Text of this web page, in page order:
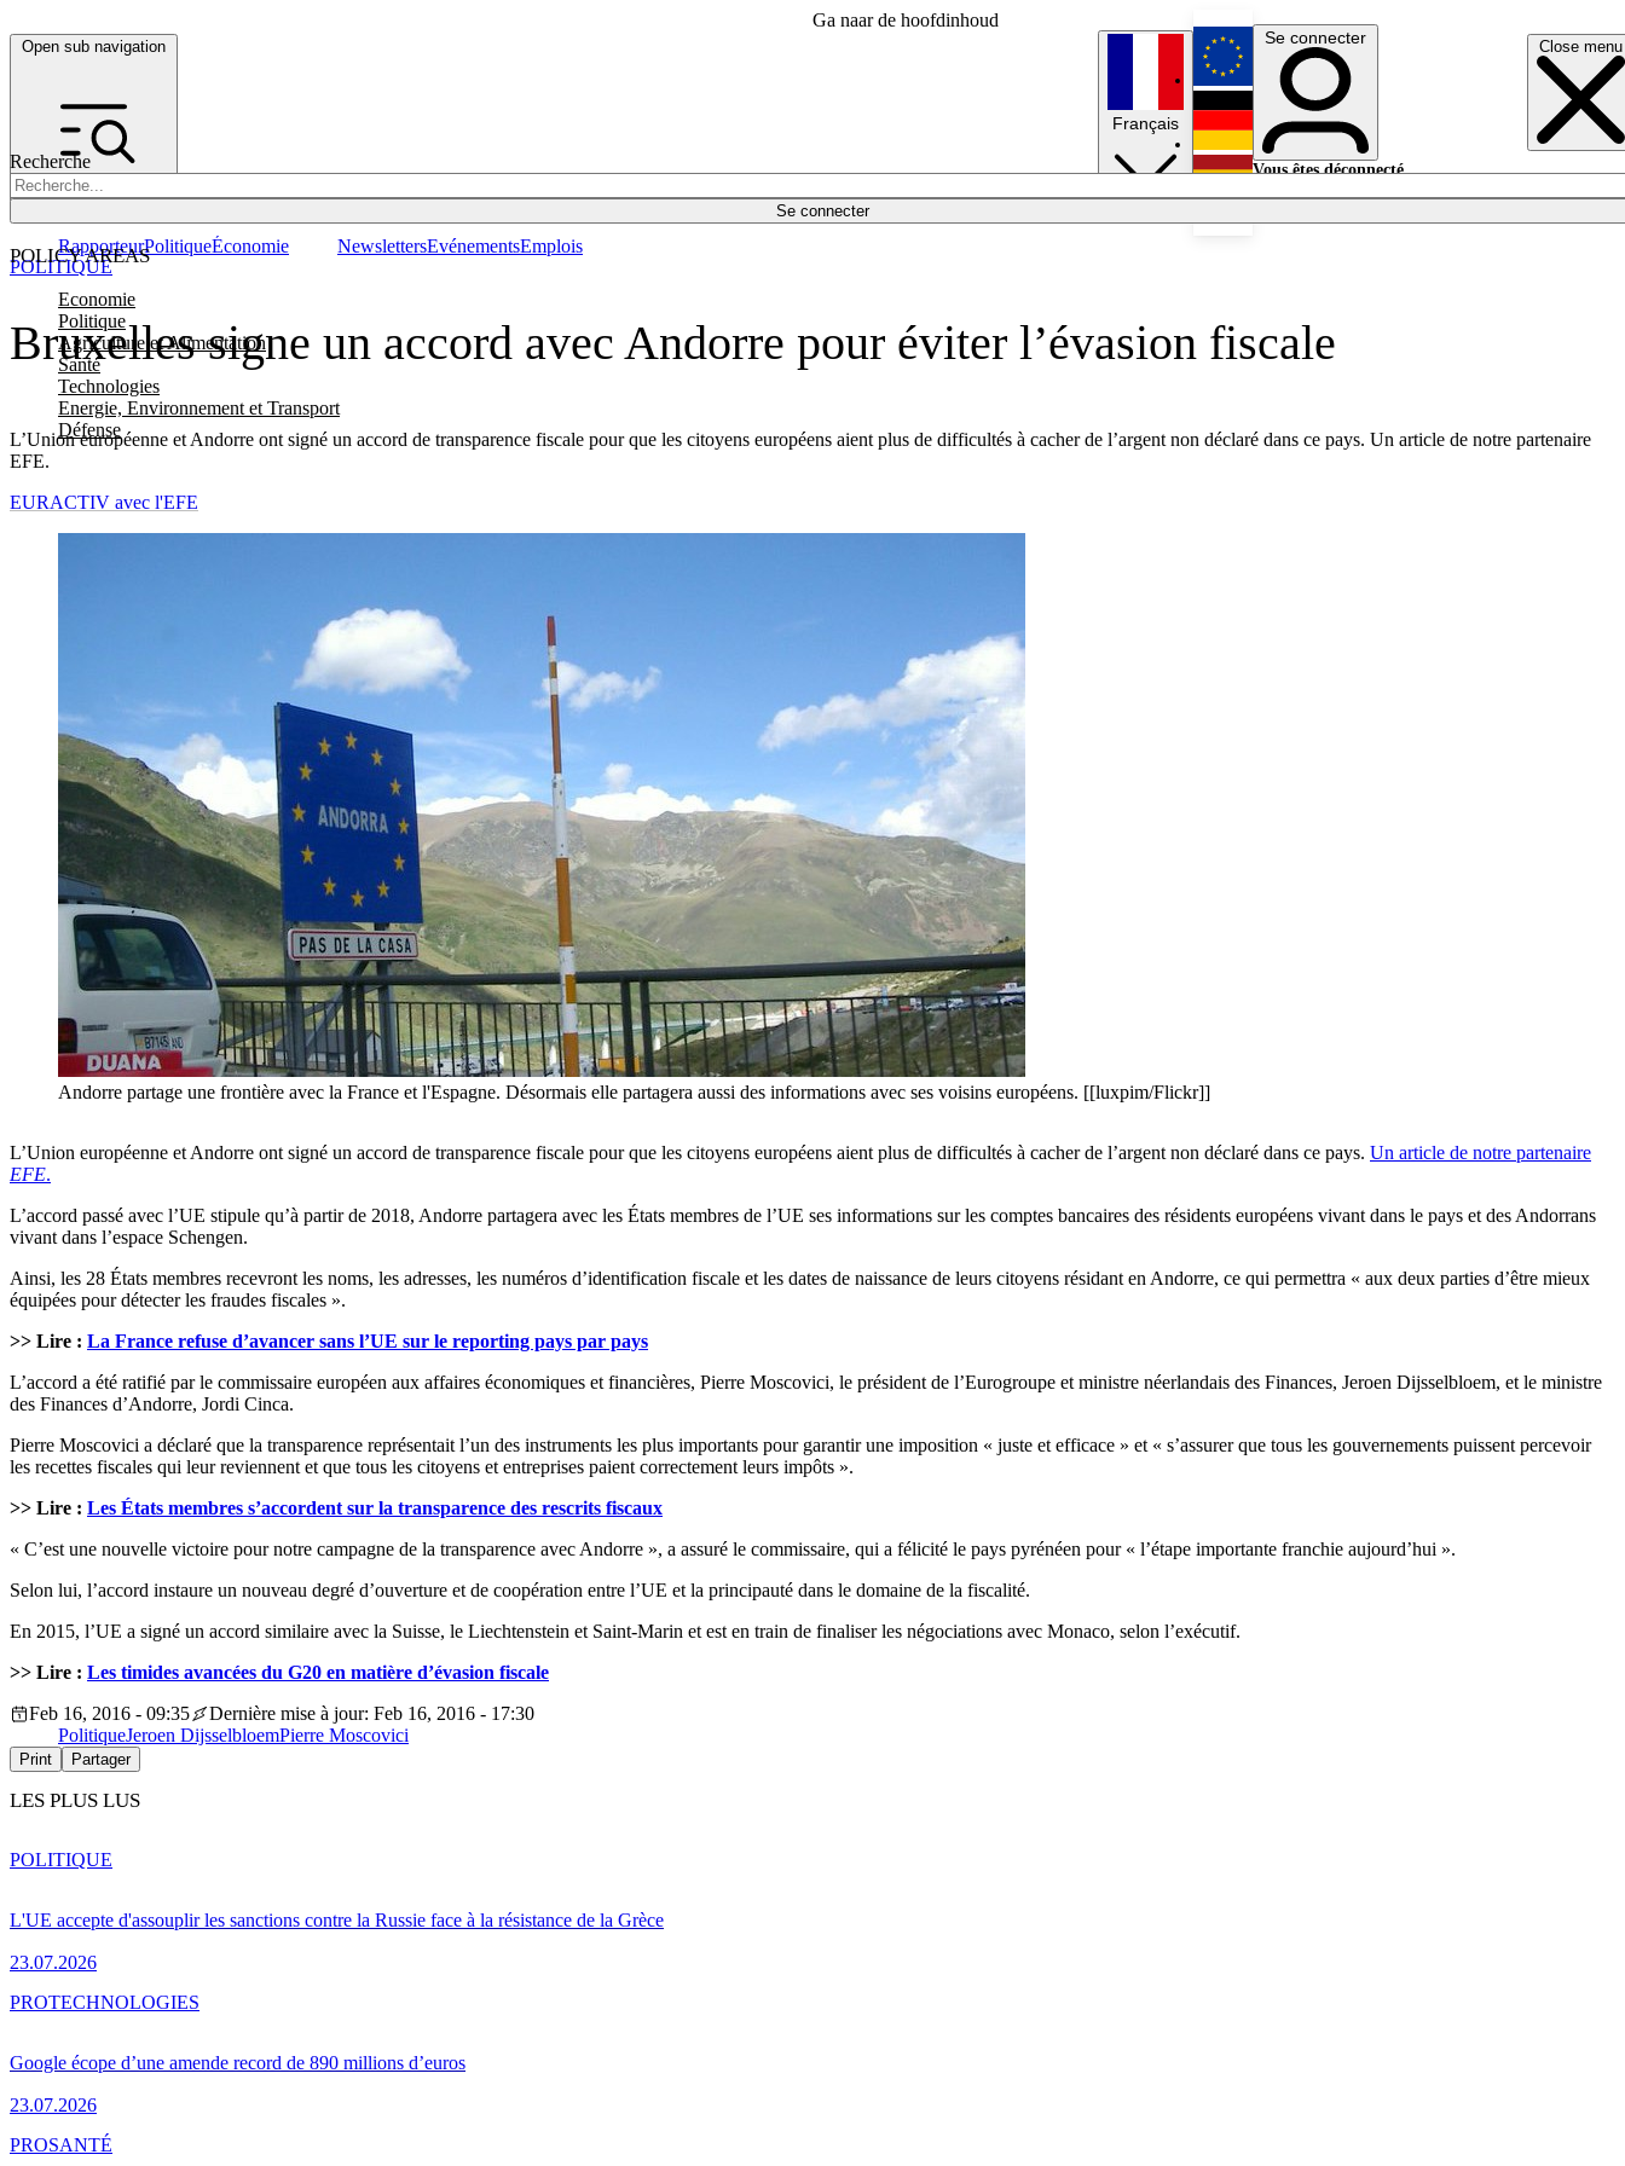
Ga naar de hoofdinhoud
Open sub navigation Close menu
Recherche
Se connecter
POLICY AREAS
Economie
Politique
Agriculture et Alimentation
Santé
Technologies
Energie, Environnement et Transport
Défense
RapporteurPolitiqueÉconomie NewslettersEvénementsEmplois
Français
English
Deutsch
Se connecter
Vous êtes déconnecté.
Bruxelles signe un accord avec Andorre pour éviter l’évasion fiscale
L’Union européenne et Andorre ont signé un accord de transparence fiscale pour que les citoyens européens aient plus de difficultés à cacher de l’argent non déclaré dans ce pays. Un article de notre partenaire
EFE.
POLITIQUE
EURACTIV avec l'EFE
Andorre partage une frontière avec la France et l'Espagne. Désormais elle partagera aussi des informations avec ses voisins européens. [[luxpim/Flickr]]
L’Union européenne et Andorre ont signé un accord de transparence fiscale pour que les citoyens européens aient plus de difficultés à cacher de l’argent non déclaré dans ce pays. Un article de notre partenaire
EFE.
L’accord passé avec l’UE stipule qu’à partir de 2018, Andorre partagera avec les États membres de l’UE ses informations sur les comptes bancaires des résidents européens vivant dans le pays et des Andorrans
vivant dans l’espace Schengen.
Ainsi, les 28 États membres recevront les noms, les adresses, les numéros d’identification fiscale et les dates de naissance de leurs citoyens résidant en Andorre, ce qui permettra « aux deux parties d’être mieux
équipées pour détecter les fraudes fiscales ».
>> Lire : La France refuse d’avancer sans l’UE sur le reporting pays par pays
L’accord a été ratifié par le commissaire européen aux affaires économiques et financières, Pierre Moscovici, le président de l’Eurogroupe et ministre néerlandais des Finances, Jeroen Dijsselbloem, et le ministre
des Finances d’Andorre, Jordi Cinca.
Pierre Moscovici a déclaré que la transparence représentait l’un des instruments les plus importants pour garantir une imposition « juste et efficace » et « s’assurer que tous les gouvernements puissent percevoir
les recettes fiscales qui leur reviennent et que tous les citoyens et entreprises paient correctement leurs impôts ».
>> Lire : Les États membres s’accordent sur la transparence des rescrits fiscaux
« C’est une nouvelle victoire pour notre campagne de la transparence avec Andorre », a assuré le commissaire, qui a félicité le pays pyrénéen pour « l’étape importante franchie aujourd’hui ».
Selon lui, l’accord instaure un nouveau degré d’ouverture et de coopération entre l’UE et la principauté dans le domaine de la fiscalité.
En 2015, l’UE a signé un accord similaire avec la Suisse, le Liechtenstein et Saint-Marin et est en train de finaliser les négociations avec Monaco, selon l’exécutif.
>> Lire : Les timides avancées du G20 en matière d’évasion fiscale
Feb 16, 2016 - 09:35
Dernière mise à jour: Feb 16, 2016 - 17:30
PolitiqueJeroen DijsselbloemPierre Moscovici
Print Partager
LES PLUS LUS
L'UE accepte d'assouplir les sanctions contre la Russie face à la résistance de la Grèce
23.07.2026
POLITIQUE
Google écope d’une amende record de 890 millions d’euros
23.07.2026
PROTECHNOLOGIES
PROSANTÉ